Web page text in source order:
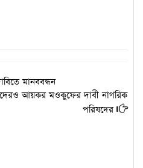
মানববন্ধন
আয়কর মওকুফের দাবী নাগরিক
পরিষদের